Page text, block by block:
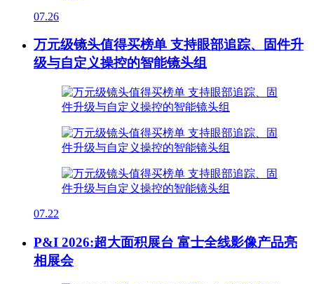
07.26
万元级镜头值得买榜单 支持眼部追踪、固件升
级与自定义操控的智能镜头组
07.22
P&I 2026:超大面积展台 富士全线影像产品亮
相展会